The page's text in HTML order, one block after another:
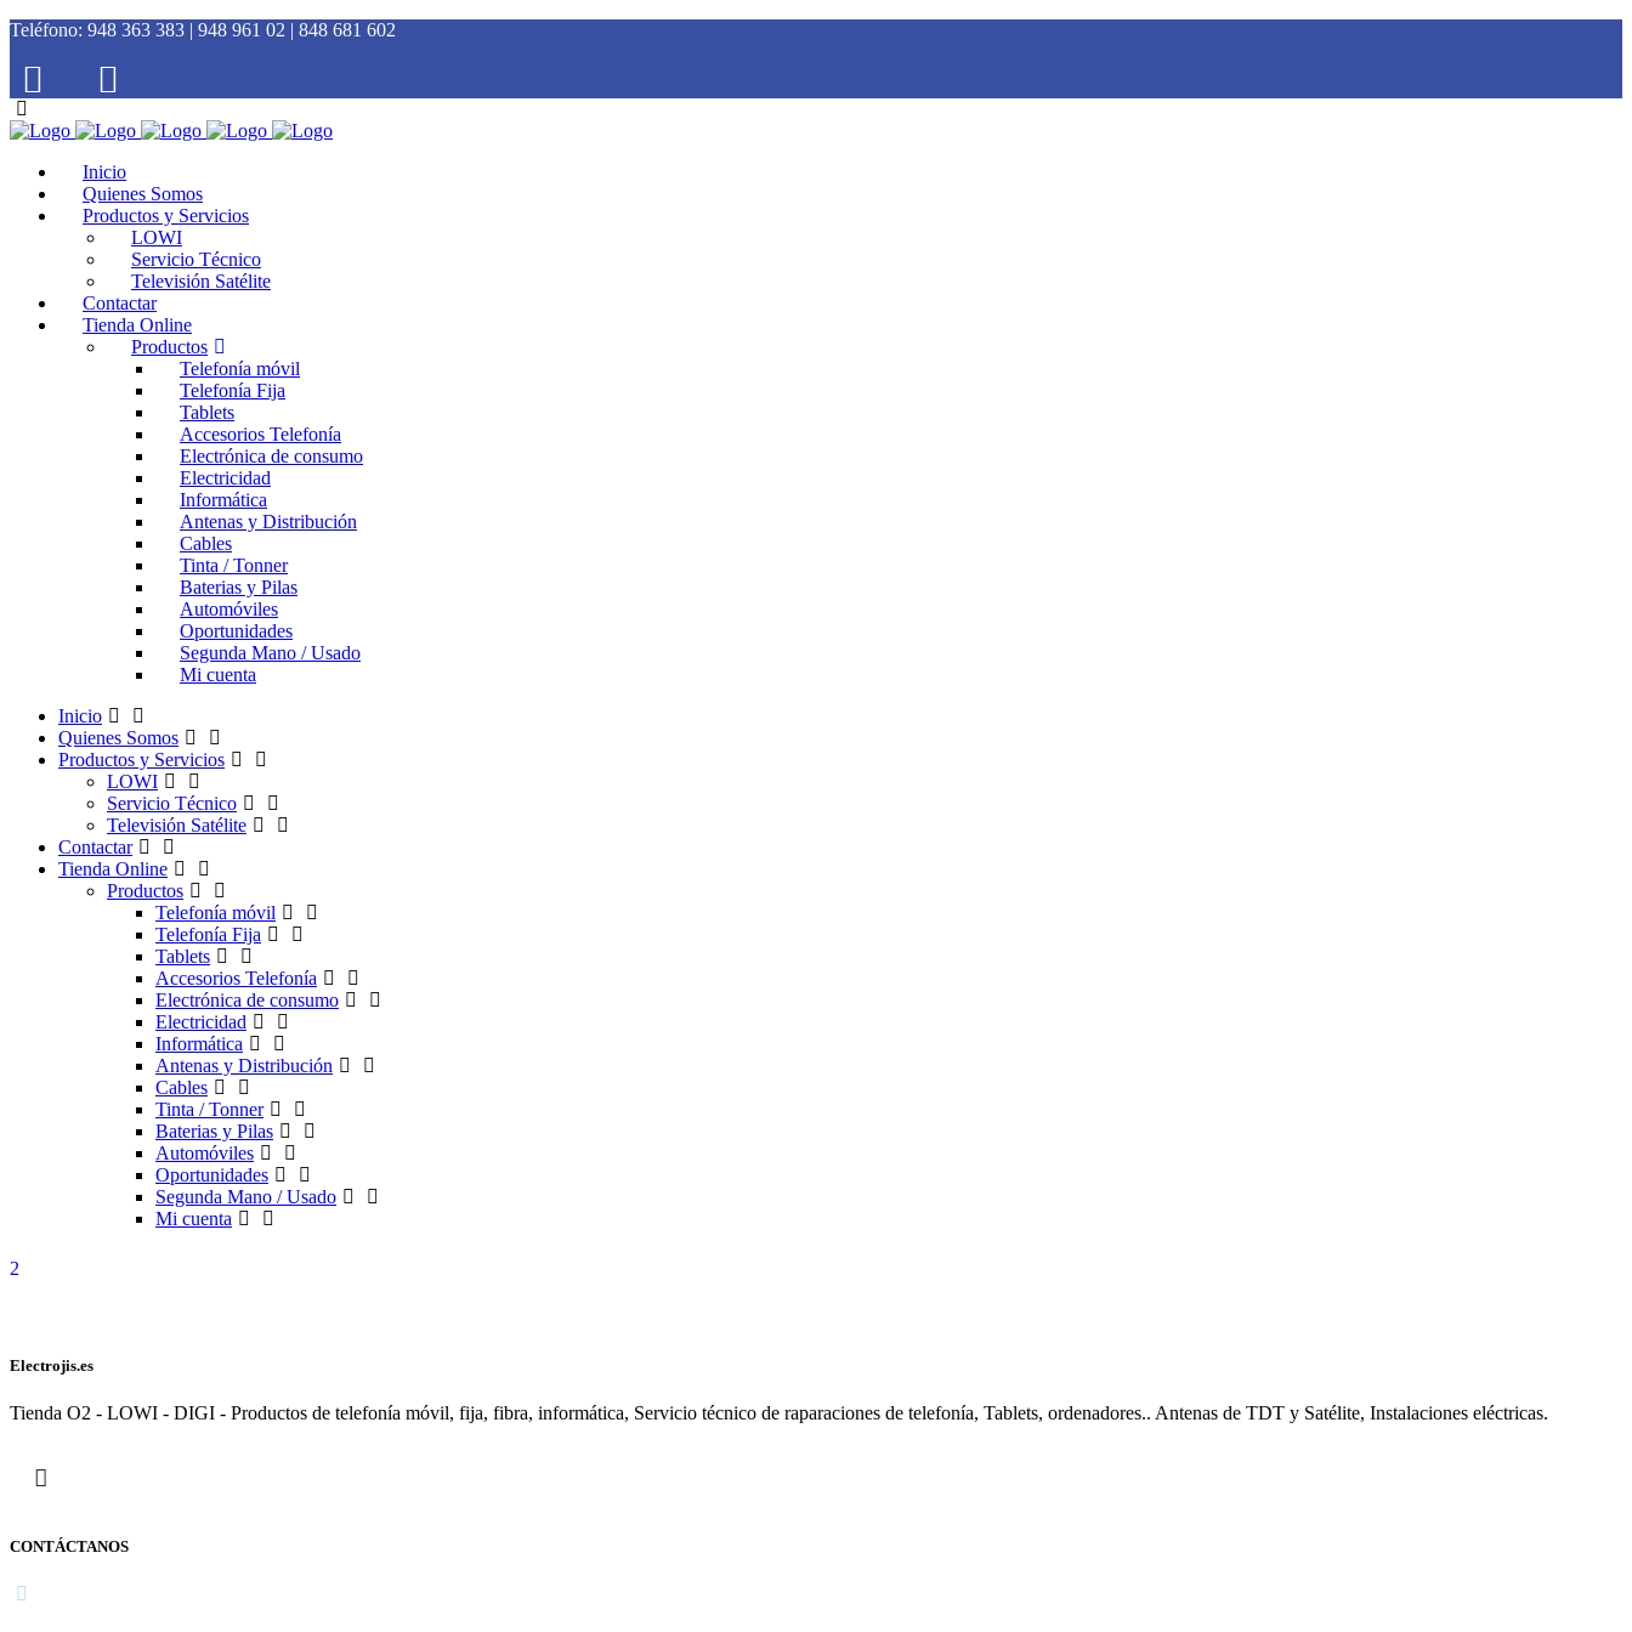
Teléfono: 948 363 383 | 948 961 02 | 848 681 602
Inicio
Quienes Somos
Productos y Servicios
LOWI
Servicio Técnico
Televisión Satélite
Contactar
Tienda Online
Productos
Telefonía móvil
Telefonía Fija
Tablets
Accesorios Telefonía
Electrónica de consumo
Electricidad
Informática
Antenas y Distribución
Cables
Tinta / Tonner
Baterias y Pilas
Automóviles
Oportunidades
Segunda Mano / Usado
Mi cuenta
Inicio
Quienes Somos
Productos y Servicios
LOWI
Servicio Técnico
Televisión Satélite
Contactar
Tienda Online
Productos
Telefonía móvil
Telefonía Fija
Tablets
Accesorios Telefonía
Electrónica de consumo
Electricidad
Informática
Antenas y Distribución
Cables
Tinta / Tonner
Baterias y Pilas
Automóviles
Oportunidades
Segunda Mano / Usado
Mi cuenta
Electrojis.es
Tienda O2 - LOWI - DIGI - Productos de telefonía móvil, fija, fibra, informática, Servicio técnico de raparaciones de telefonía, Tablets, ordenadores.. Antenas de TDT y Satélite, Instalaciones eléctricas.
CONTÁCTANOS